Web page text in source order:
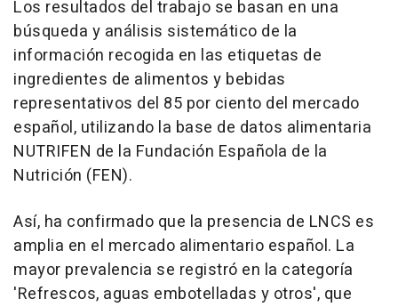
Los resultados del trabajo se basan en una
búsqueda y análisis sistemático de la
información recogida en las etiquetas de
ingredientes de alimentos y bebidas
representativos del 85 por ciento del mercado
español, utilizando la base de datos alimentaria
NUTRIFEN de la Fundación Española de la
Nutrición (FEN).
Así, ha confirmado que la presencia de LNCS es
amplia en el mercado alimentario español. La
mayor prevalencia se registró en la categoría
'Refrescos, aguas embotelladas y otros', que